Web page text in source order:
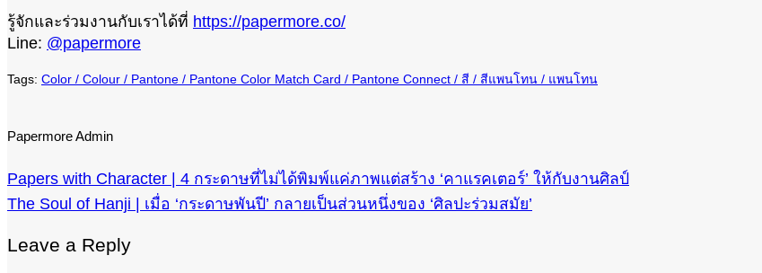
รู้จักและร่วมงานกับเราได้ที่ https://papermore.co/
Line: @papermore
Color Colour Pantone Pantone Color Match Card Pantone Connect สี สีแพนโทน แพนโทน
Papermore Admin
Papers with Character | 4 กระดาษที่ไม่ได้พิมพ์แค่ภาพแต่สร้าง ‘คาแรคเตอร์’ ให้กับงานศิลป์
The Soul of Hanji | เมื่อ ‘กระดาษพันปี’ กลายเป็นส่วนหนึ่งของ ‘ศิลปะร่วมสมัย’
Leave a Reply